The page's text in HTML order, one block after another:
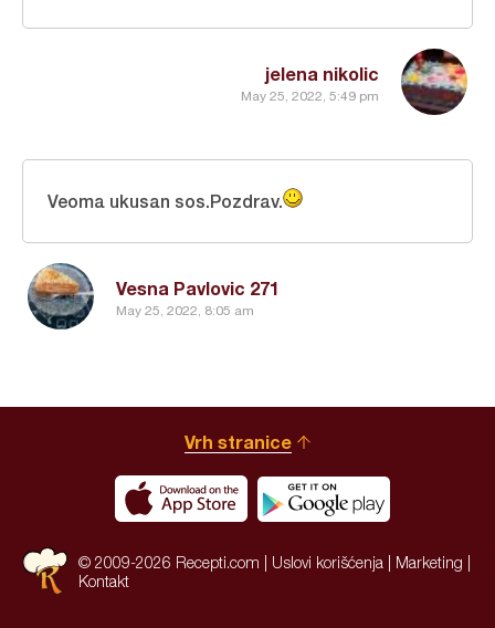
jelena nikolic
May 25, 2022, 5:49 pm
Vesna Pavlovic 271
May 25, 2022, 8:05 am
Veoma ukusan sos.Pozdrav.
Vrh stranice
© 2009-2026 Recepti.com | Uslovi korišćenja Marketing
Kontakt